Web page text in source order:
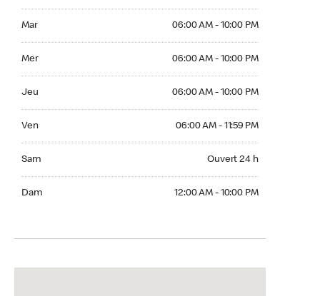
Mar 06:00 AM - 10:00 PM
Mer 06:00 AM - 10:00 PM
Jeu 06:00 AM - 10:00 PM
Ven 06:00 AM - 11:59 PM
Sam Ouvert 24 h
Dam 12:00 AM - 10:00 PM